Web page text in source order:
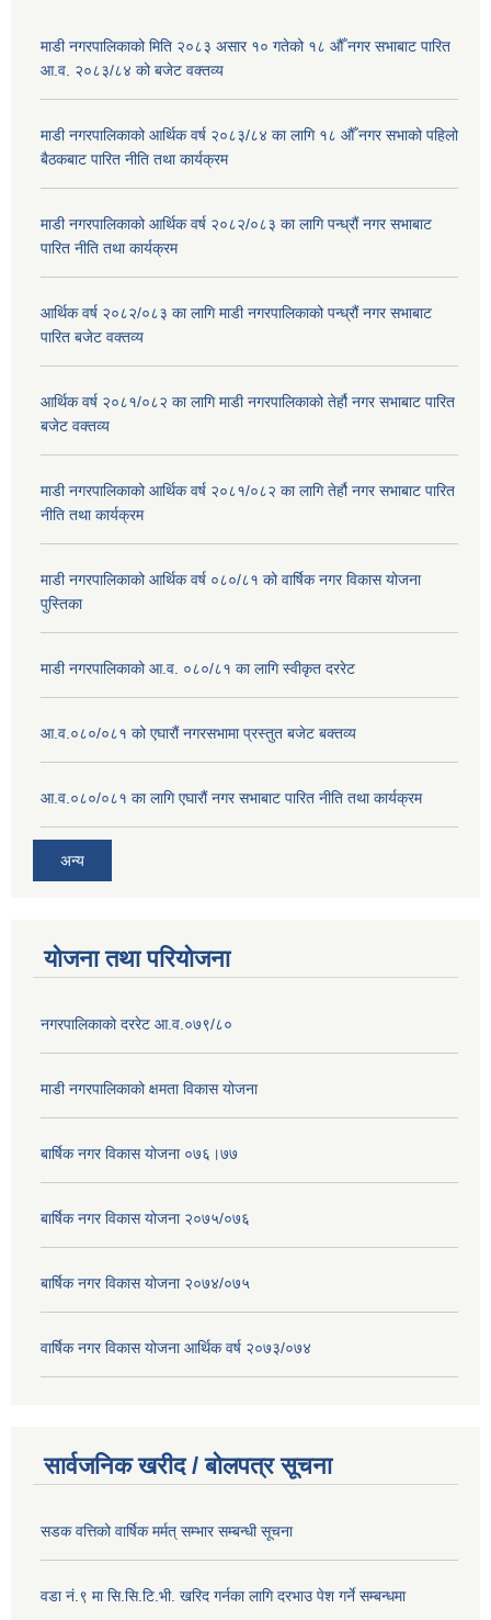
माडी नगरपालिकाको मिति २०८३ असार १० गतेको १८ औँ नगर सभाबाट पारित
आ.व. २०८३/८४ को बजेट वक्तव्य
माडी नगरपालिकाको आर्थिक वर्ष २०८३/८४ का लागि १८ औँ नगर सभाको पहिलो
बैठकबाट पारित नीति तथा कार्यक्रम
माडी नगरपालिकाको आर्थिक वर्ष २०८२/०८३ का लागि पन्ध्रौं नगर सभाबाट
पारित नीति तथा कार्यक्रम
आर्थिक वर्ष २०८२/०८३ का लागि माडी नगरपालिकाको पन्ध्रौं नगर सभाबाट
पारित बजेट वक्तव्य
आर्थिक वर्ष २०८१/०८२ का लागि माडी नगरपालिकाको तेर्हौ नगर सभाबाट पारित
बजेट वक्तव्य
माडी नगरपालिकाको आर्थिक वर्ष २०८१/०८२ का लागि तेर्हौ नगर सभाबाट पारित
नीति तथा कार्यक्रम
माडी नगरपालिकाको आर्थिक वर्ष ०८०/८१ को वार्षिक नगर विकास योजना
पुस्तिका
माडी नगरपालिकाको आ.व. ०८०/८१ का लागि स्वीकृत दररेट
आ.व.०८०/०८१ को एघारौं नगरसभामा प्रस्तुत बजेट बक्तव्य
आ.व.०८०/०८१ का लागि एघारौं नगर सभाबाट पारित नीति तथा कार्यक्रम
अन्य
योजना तथा परियोजना
नगरपालिकाको दररेट आ.व.०७९/८०
माडी नगरपालिकाको क्षमता विकास योजना
बार्षिक नगर विकास योजना ०७६।७७
बार्षिक नगर विकास योजना २०७५/०७६
बार्षिक नगर विकास योजना २०७४/०७५
वार्षिक नगर विकास योजना आर्थिक वर्ष २०७३/०७४
सार्वजनिक खरीद / बोलपत्र सूचना
सडक वत्तिको वार्षिक मर्मत् सम्भार सम्बन्धी सूचना
वडा नं.९ मा सि.सि.टि.भी. खरिद गर्नका लागि दरभाउ पेश गर्ने सम्बन्धमा